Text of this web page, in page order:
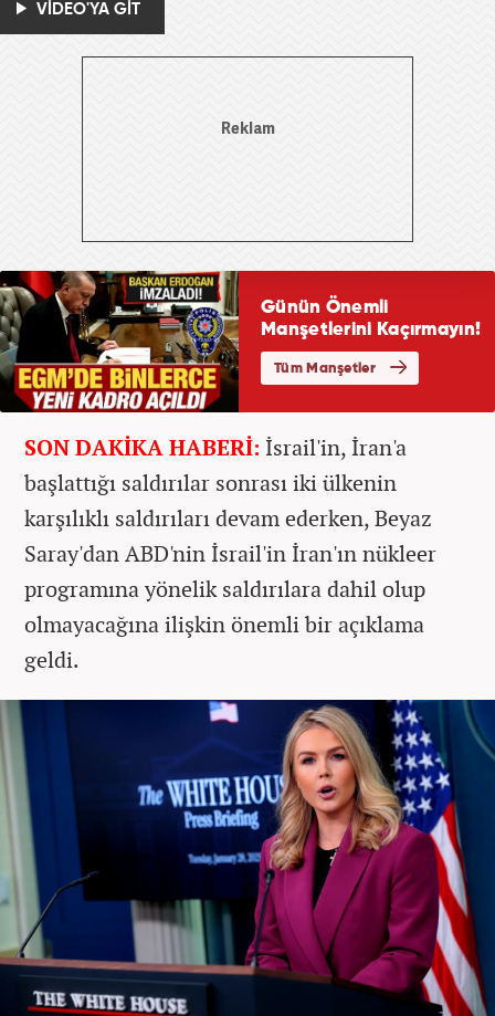
VİDEO'YA GİT
SON DAKİKA HABERİ: İsrail'in, İran'a
başlattığı saldırılar sonrası iki ülkenin
karşılıklı saldırıları devam ederken, Beyaz
Saray'dan ABD'nin İsrail'in İran'ın nükleer
programına yönelik saldırılara dahil olup
olmayacağına ilişkin önemli bir açıklama
geldi.